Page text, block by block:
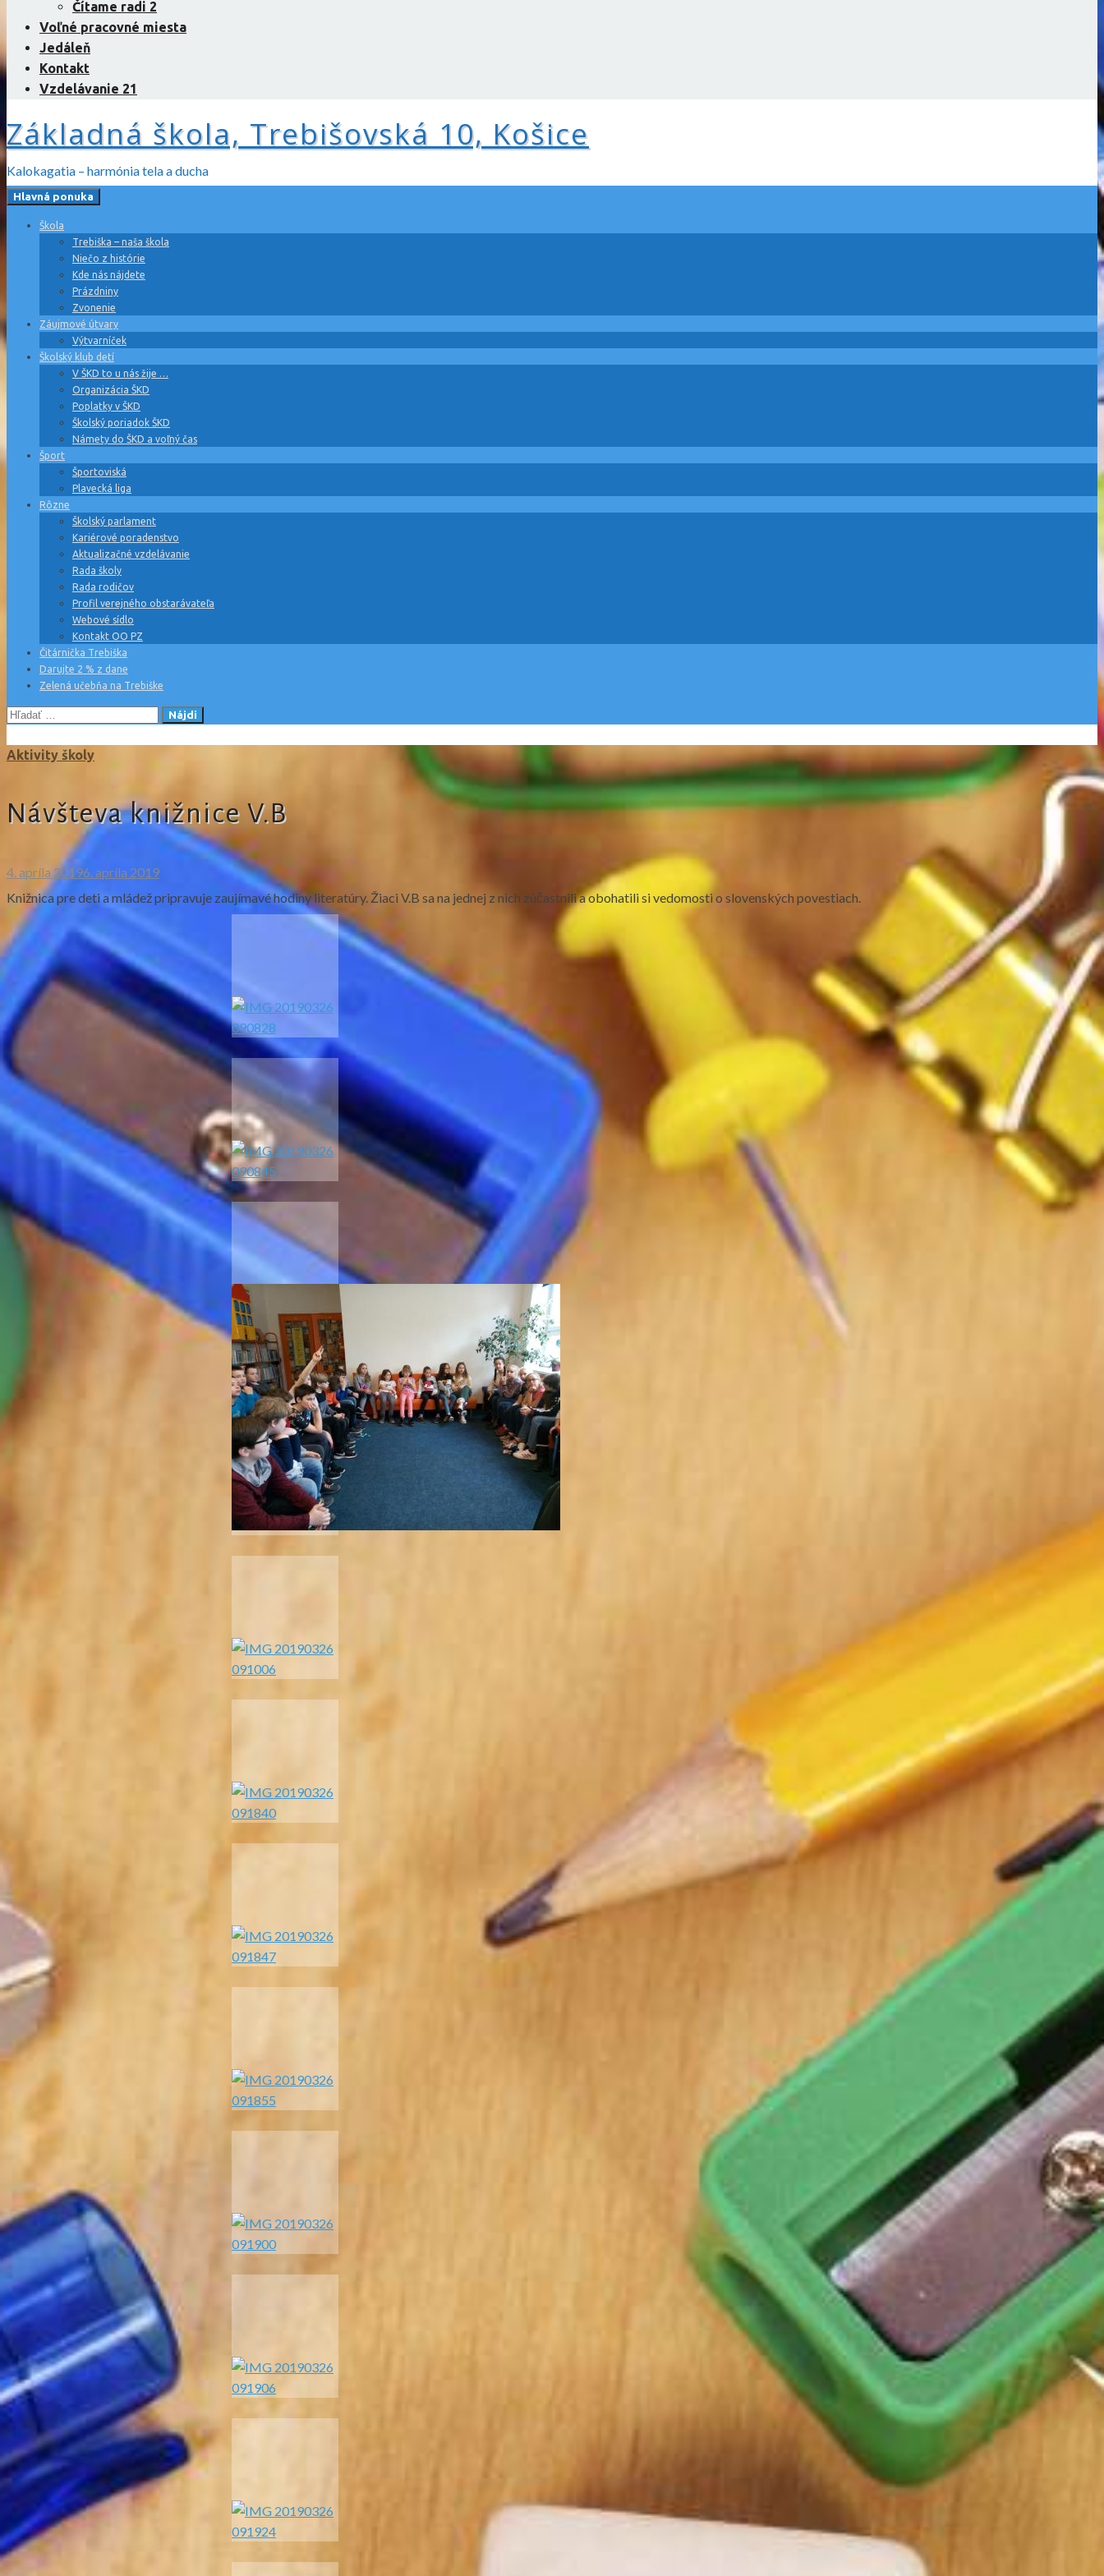
Čítame radi 2
Voľné pracovné miesta
Jedáleň
Kontakt
Vzdelávanie 21
Základná škola, Trebišovská 10, Košice
Kalokagatia – harmónia tela a ducha
Hlavná ponuka
Škola
Trebiška – naša škola
Niečo z histórie
Kde nás nájdete
Prázdniny
Zvonenie
Záujmové útvary
Výtvarníček
Školský klub detí
V ŠKD to u nás žije …
Organizácia ŠKD
Poplatky v ŠKD
Školský poriadok ŠKD
Námety do ŠKD a voľný čas
Šport
Športoviská
Plavecká liga
Rôzne
Školský parlament
Kariérové poradenstvo
Aktualizačné vzdelávanie
Rada školy
Rada rodičov
Profil verejného obstarávateľa
Webové sídlo
Kontakt OO PZ
Čitárnička Trebiška
Darujte 2 % z dane
Zelená učebňa na Trebiške
Hľadať:
Aktivity školy
Návšteva knižnice V.B
4. apríla 20196. apríla 2019
Knižnica pre deti a mládež pripravuje zaujímavé hodiny literatúry. Žiaci V.B sa na jednej z nich zúčastnili a obohatili si vedomosti o slovenských povestiach.